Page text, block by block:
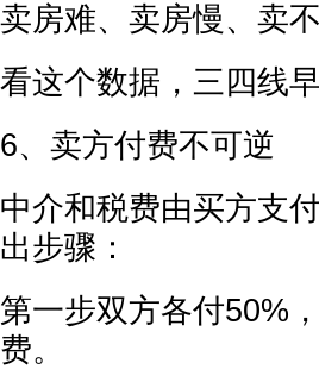
卖房难、卖房慢、卖
看这个数据，三四线
6、卖方付费不可逆
中介和税费由买方支
出步骤：
第一步双方各付50%
费。